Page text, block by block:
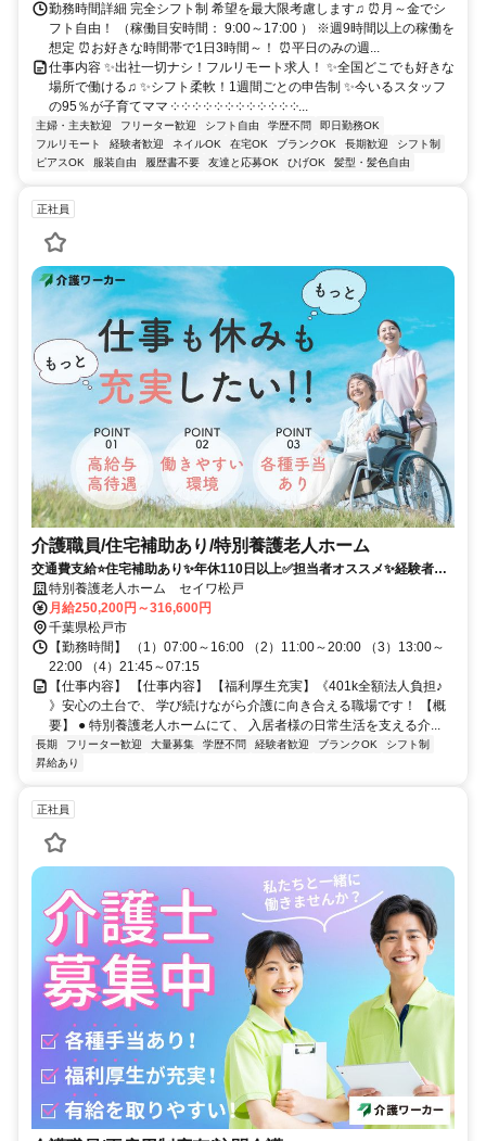
勤務時間詳細 完全シフト制 希望を最大限考慮します♫ ⏰月～金でシ
フト自由！ （稼働目安時間： 9:00～17:00 ） ※週9時間以上の稼働を
想定 ⏰お好きな時間帯で1日3時間～！ ⏰平日のみの週...
仕事内容 ✨出社一切ナシ！フルリモート求人！ ✨全国どこでも好きな
場所で働ける♫ ✨シフト柔軟！1週間ごとの申告制 ✨今いるスタッフ
の95％が子育てママ ༶ ༶ ༶ ༶ ༶ ༶ ༶ ༶ ༶ ༶ ༶ ༶...
主婦・主夫歓迎 フリーター歓迎 シフト自由 学歴不問
即日勤務OK
フルリモート
経験者歓迎 ネイルOK 在宅OK ブランクOK 長期歓迎
シフト制
ピアスOK
服装自由 履歴書不要 友達と応募OK ひげOK 髪型・髪色自由
正社員
介護職員/住宅補助あり/特別養護老人ホーム
交通費支給⭐️住宅補助あり✨年休110日以上✅️担当者オススメ✨経験者優
遇⭕️車通勤ＯＫ✨高額求人
特別養護老人ホーム セイワ松戸
月給250,200円～316,600円
千葉県松戸市
【勤務時間】 （1）07:00～16:00 （2）11:00～20:00 （3）13:00～
22:00 （4）21:45～07:15
【仕事内容】 【仕事内容】 【福利厚生充実】《401k全額法人負担♪
》安心の土台で、 学び続けながら介護に向き合える職場です！ 【概
要】 ● 特別養護老人ホームにて、 入居者様の日常生活を支える介...
長期 フリーター歓迎 大量募集 学歴不問 経験者歓迎 ブランクOK
シフト制
昇給あり
正社員